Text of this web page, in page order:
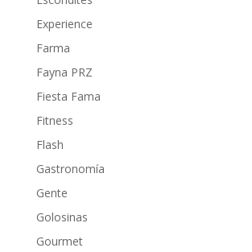
Experience
Farma
Fayna PRZ
Fiesta Fama
Fitness
Flash
Gastronomía
Gente
Golosinas
Gourmet